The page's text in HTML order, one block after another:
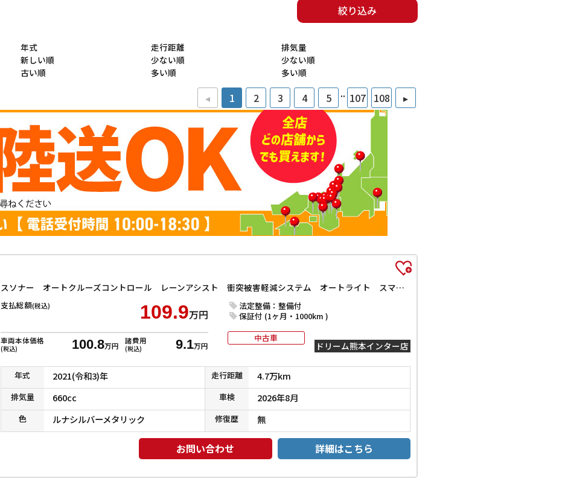
絞り込み
年式
新しい順
古い順
走行距離
少ない順
多い順
排気量
少ない順
多い順
◂ 1 2 3 4 5 .. 107 108 ▸
L ETC バックカメラ 両側スライド・片側電動 クリアランスソナー オートクルーズコントロール レーンアシスト 衝突被害軽減システム オートライト スマートキー アイドリングストップ 電動格納ミラー
支払総額(税込) 109.9万円
車両本体価格
(税込) 100.8万円
諸費用
(税込) 9.1万円
法定整備：整備付
保証付 (1ヶ月・1000km )
中古車
ドリーム熊本インター店
年式 2021(令和3)年 走行距離 4.7万km
排気量 660cc 車検 2026年8月
色 ルナシルバーメタリック 修復歴 無
お問い合わせ 詳細はこちら